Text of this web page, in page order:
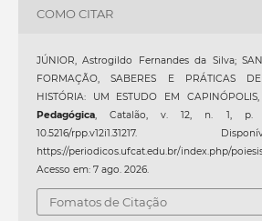
COMO CITAR
JÚNIOR, Astrogildo Fernandes da Silva;
FORMAÇÃO, SABERES E PRÁTICAS
HISTÓRIA: UM ESTUDO EM
Pedagógica, Catalão, v. 12, n. 1, p.
10.5216/rpp.v12i1.31217.
https://periodicos.ufcat.edu.br/index.php/
Acesso em: 7 ago. 2026.
Fomatos de Citação